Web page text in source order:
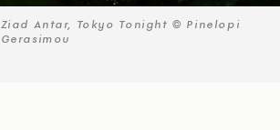
Ziad Antar, Tokyo Tonight © Pinelopi
Gerasimou